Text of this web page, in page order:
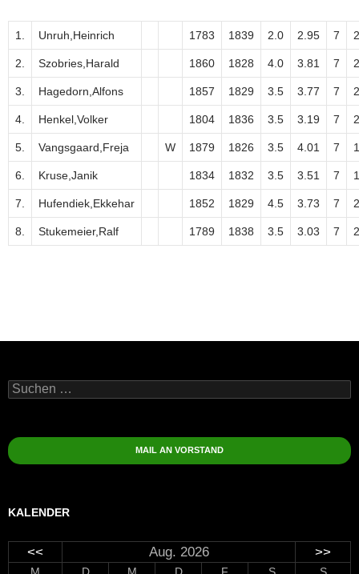
1. Unruh,Heinrich 1783 1839 2.0 2.95 7
2. Szobries,Harald 1860 1828 4.0 3.81 7
3. Hagedorn,Alfons 1857 1829 3.5 3.77 7
4. Henkel,Volker 1804 1836 3.5 3.19 7
5. Vangsgaard,Freja W 1879 1826 3.5 4.01 7
6. Kruse,Janik 1834 1832 3.5 3.51 7
7. Hufendiek,Ekkehar 1852 1829 4.5 3.73 7
8. Stukemeier,Ralf 1789 1838 3.5 3.03 7
Suchen
nach:
MAIL AN VORSTAND
KALENDER
<< Aug. 2026 >>
M D M D F S
S